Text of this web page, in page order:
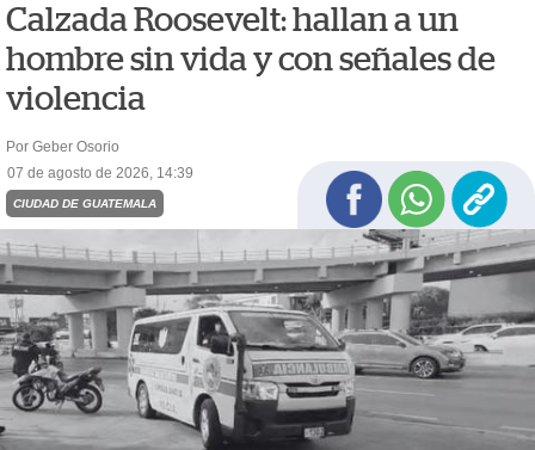
Calzada Roosevelt: hallan a un
hombre sin vida y con señales de
violencia
Por Geber Osorio
07 de agosto de 2026, 14:39
CIUDAD DE GUATEMALA